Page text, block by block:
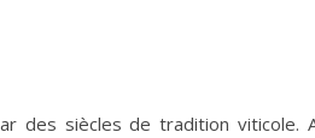
des siècles de tradition viticole.